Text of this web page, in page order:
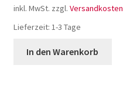
inkl. MwSt. zzgl. Versandkosten
Lieferzeit: 1-3 Tage
In den Warenkorb